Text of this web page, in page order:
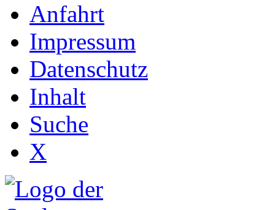
Anfahrt
Impressum
Datenschutz
Inhalt
Suche
X